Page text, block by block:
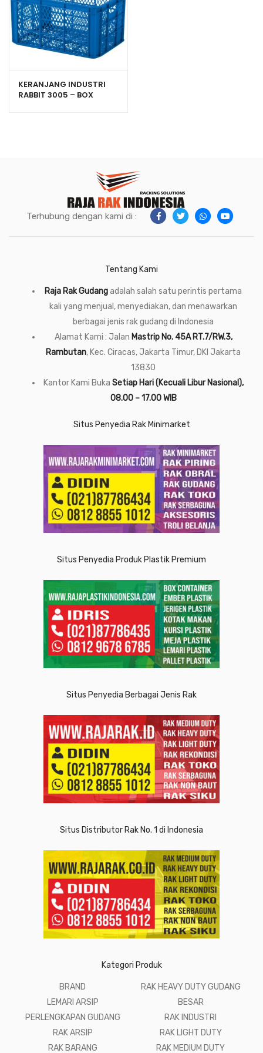
KERANJANG INDUSTRI
RABBIT 3005 – BOX
Terhubung dengan kami di :
Tentang Kami
Raja Rak Gudangadalah salah satu perintis pertama
kali yang menjual, menyediakan, dan menawarkan
berbagai jenis rak gudang di Indonesia
Alamat Kami : Jalan Mastrip No. 45A RT.7/RW.3,
Rambutan, Kec. Ciracas, Jakarta Timur, DKI Jakarta
13830
Kantor Kami Buka Setiap Hari (Kecuali Libur Nasional),
08.00 – 17.00 WIB
Situs Penyedia Rak Minimarket
Situs Penyedia Produk Plastik Premium
Situs Penyedia Berbagai Jenis Rak
Situs Distributor Rak No. 1 di Indonesia
Kategori Produk
BRAND
LEMARI ARSIP
PERLENGKAPAN GUDANG
RAK ARSIP
RAK BARANG
RAK HEAVY DUTY GUDANG
BESAR
RAK INDUSTRI
RAK LIGHT DUTY
RAK MEDIUM DUTY